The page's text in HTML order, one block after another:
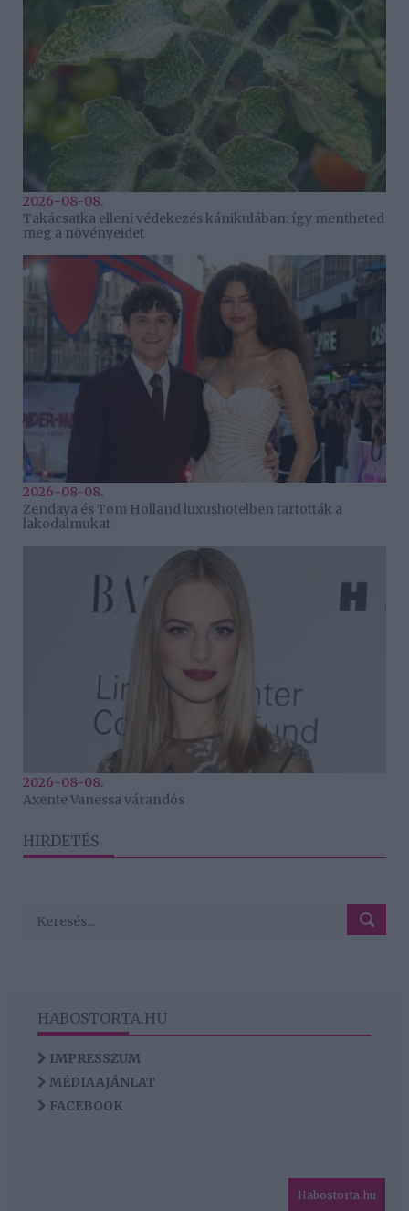
2026-08-08.
Takácsatka elleni védekezés kánikulában: így mentheted
meg a növényeidet
2026-08-08.
Zendaya és Tom Holland luxushotelben tartották a
lakodalmukat
2026-08-08.
Axente Vanessa várandós
HIRDETÉS
HABOSTORTA.HU
IMPRESSZUM
MÉDIAAJÁNLAT
FACEBOOK
Habostorta.hu